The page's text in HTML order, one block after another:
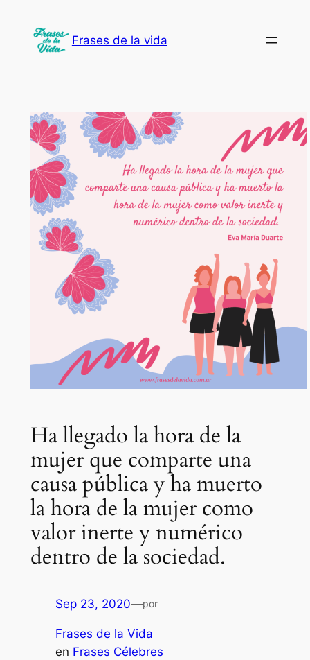
contenido
Frases de la vida
Ha llegado la hora de la
mujer que comparte una
causa pública y ha muerto
la hora de la mujer como
valor inerte y numérico
dentro de la sociedad.
Sep 23, 2020—por
Frases de la Vida
en Frases Célebres